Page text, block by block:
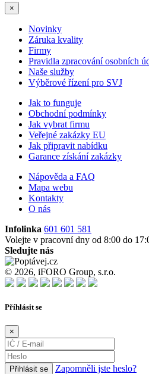
×
Novinky
Záruka kvality
Firmy
Pravidla zpracování osobních
Naše služby
Výběrové řízení pro SVJ
Jak to funguje
Obchodní podmínky
Jak vybrat firmu
Veřejné zakázky EU
Jak připravit nabídku
Garance získání zakázky
Nápověda a FAQ
Mapa webu
Kontakty
O nás
Infolinka 601 601 581
Volejte v pracovní dny od 8:00 do
Sledujte nás
© 2026, iFORO Group, s.r.o.
Příhlásit se
×
Přihlásit se
Zapomněli jste heslo?